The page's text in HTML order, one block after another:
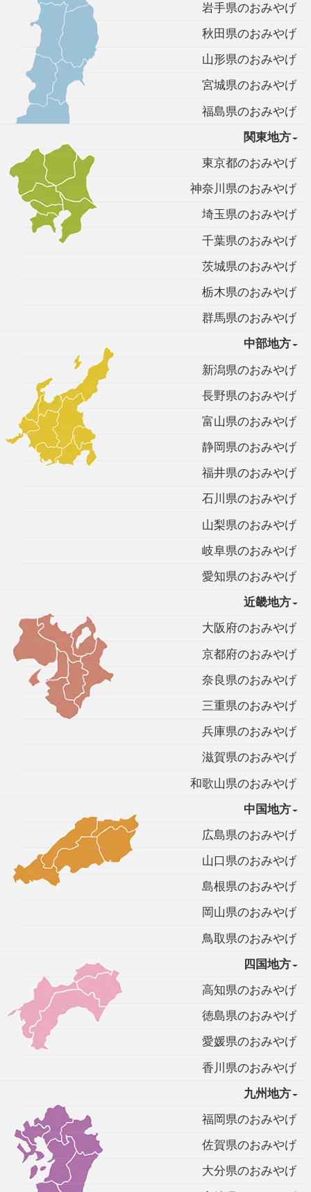
岩手県のおみやげ
秋田県のおみやげ
山形県のおみやげ
宮城県のおみやげ
福島県のおみやげ
関東地方
東京都のおみやげ
神奈川県のおみやげ
埼玉県のおみやげ
千葉県のおみやげ
茨城県のおみやげ
栃木県のおみやげ
群馬県のおみやげ
中部地方
新潟県のおみやげ
長野県のおみやげ
富山県のおみやげ
静岡県のおみやげ
福井県のおみやげ
石川県のおみやげ
山梨県のおみやげ
岐阜県のおみやげ
愛知県のおみやげ
近畿地方
大阪府のおみやげ
京都府のおみやげ
奈良県のおみやげ
三重県のおみやげ
兵庫県のおみやげ
滋賀県のおみやげ
和歌山県のおみやげ
中国地方
広島県のおみやげ
山口県のおみやげ
島根県のおみやげ
岡山県のおみやげ
鳥取県のおみやげ
四国地方
高知県のおみやげ
徳島県のおみやげ
愛媛県のおみやげ
香川県のおみやげ
九州地方
福岡県のおみやげ
佐賀県のおみやげ
大分県のおみやげ